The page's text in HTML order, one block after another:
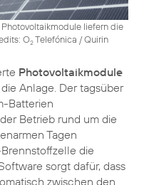
liefern die
O2Telefónica / Quirin
Photovoltaikmodule
Anlage. Der tagsüber
Batterien
Betrieb rund um die
Tagen
die
sorgt dafür, dass
zwischen den